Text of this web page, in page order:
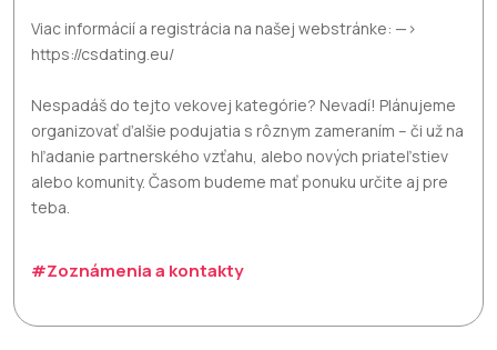
Viac informácií a registrácia na našej webstránke: —>
https://csdating.eu/
Nespadáš do tejto vekovej kategórie? Nevadí! Plánujeme
organizovať ďalšie podujatia s rôznym zameraním – či už na
hľadanie partnerského vzťahu, alebo nových priateľstiev
alebo komunity. Časom budeme mať ponuku určite aj pre
teba.
#Zoznámenia a kontakty